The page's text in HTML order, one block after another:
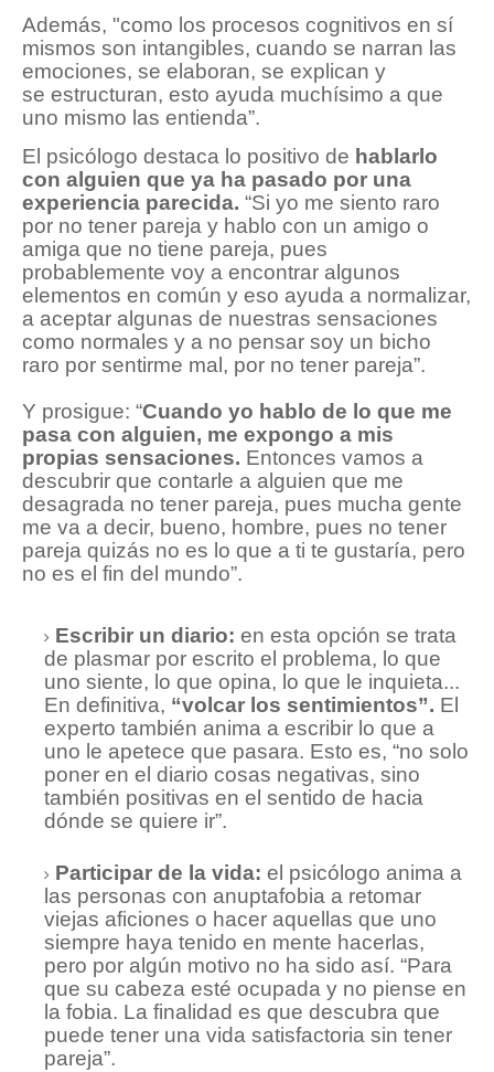
Además, "como los procesos cognitivos en sí
mismos son intangibles, cuando se narran las
emociones, se elaboran, se explican y
se estructuran, esto ayuda muchísimo a que
uno mismo las entienda”.
El psicólogo destaca lo positivo de hablarlo
con alguien que ya ha pasado por una
experiencia parecida. “Si yo me siento raro
por no tener pareja y hablo con un amigo o
amiga que no tiene pareja, pues
probablemente voy a encontrar algunos
elementos en común y eso ayuda a normalizar,
a aceptar algunas de nuestras sensaciones
como normales y a no pensar soy un bicho
raro por sentirme mal, por no tener pareja”.
Y prosigue: “Cuando yo hablo de lo que me
pasa con alguien, me expongo a mis
propias sensaciones. Entonces vamos a
descubrir que contarle a alguien que me
desagrada no tener pareja, pues mucha gente
me va a decir, bueno, hombre, pues no tener
pareja quizás no es lo que a ti te gustaría, pero
no es el fin del mundo”.
Escribir un diario: en esta opción se trata
de plasmar por escrito el problema, lo que
uno siente, lo que opina, lo que le inquieta...
En definitiva, “volcar los sentimientos”. El
experto también anima a escribir lo que a
uno le apetece que pasara. Esto es, “no solo
poner en el diario cosas negativas, sino
también positivas en el sentido de hacia
dónde se quiere ir”.
Participar de la vida: el psicólogo anima a
las personas con anuptafobia a retomar
viejas aficiones o hacer aquellas que uno
siempre haya tenido en mente hacerlas,
pero por algún motivo no ha sido así. “Para
que su cabeza esté ocupada y no piense en
la fobia. La finalidad es que descubra que
puede tener una vida satisfactoria sin tener
pareja”.